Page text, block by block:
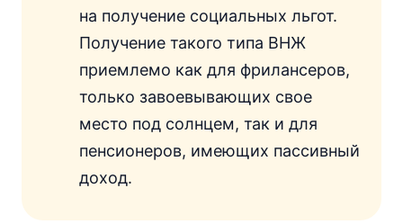
на получение социальных льгот.
Получение такого типа ВНЖ
приемлемо как для фрилансеров,
только завоевывающих свое
место под солнцем, так и для
пенсионеров, имеющих пассивный
доход.